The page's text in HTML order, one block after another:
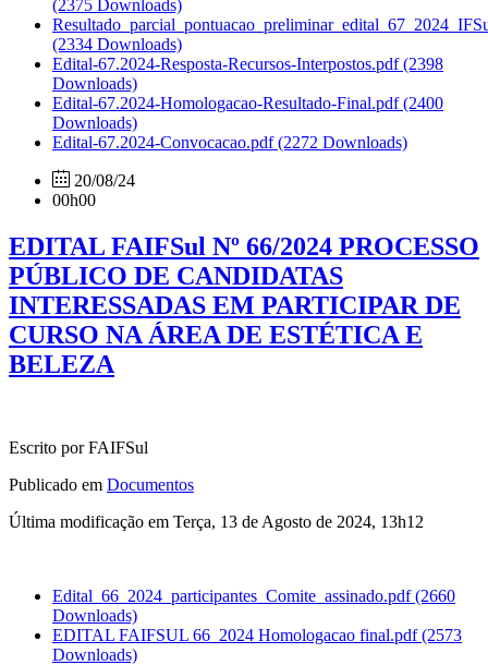
(2375 Downloads)
(2334 Downloads)
Edital-67.2024-Resposta-Recursos-Interpostos.pdf(2398
Downloads)
Edital-67.2024-Homologacao-Resultado-Final.pdf(2400
Downloads)
Edital-67.2024-Convocacao.pdf(2272 Downloads)
20/08/24
00h00
EDITAL FAIFSul Nº 66/2024 PROCESSO
PÚBLICO DE CANDIDATAS
INTERESSADAS EM PARTICIPAR DE
CURSO NA ÁREA DE ESTÉTICA E
BELEZA
Escrito por FAIFSul
Publicado em Documentos
Última modificação em Terça, 13 de Agosto de 2024, 13h12
Edital_66_2024_participantes_Comite_assinado.pdf(2660
Downloads)
EDITAL FAIFSUL 66_2024 Homologacao final.pdf(2573
Downloads)